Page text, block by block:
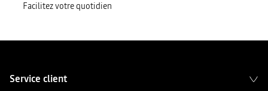
Facilitez votre quotidien
Service client